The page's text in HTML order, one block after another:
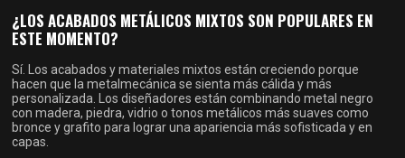
¿LOS ACABADOS METÁLICOS MIXTOS SON POPULARES EN
ESTE MOMENTO?
Sí. Los acabados y materiales mixtos están creciendo porque
hacen que la metalmecánica se sienta más cálida y más
personalizada. Los diseñadores están combinando metal negro
con madera, piedra, vidrio o tonos metálicos más suaves como
bronce y grafito para lograr una apariencia más sofisticada y en
capas.